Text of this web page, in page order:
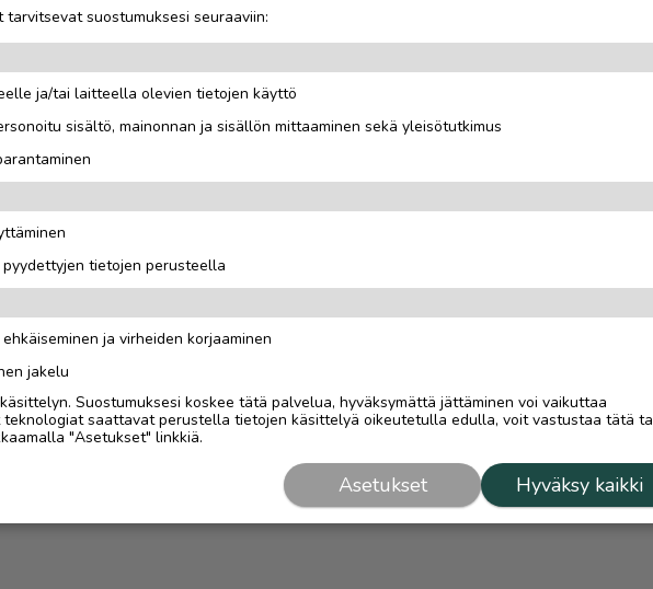
suostumuksesi seuraaviin:
ja/tai laitteella olevien tietojen käyttö
sisältö, mainonnan ja sisällön mittaaminen sekä yleisötutkimus
tietojen perusteella
ja virheiden korjaaminen
jakelu
Suostumuksesi koskee tätä palvelua, hyväksymättä jättäminen voi vaikuttaa
teknologiat saattavat perustella tietojen käsittelyä oikeutetulla edulla, voit vastustaa tätä
"Asetukset" linkkiä.
Hyväksy kaikki
Asetukset